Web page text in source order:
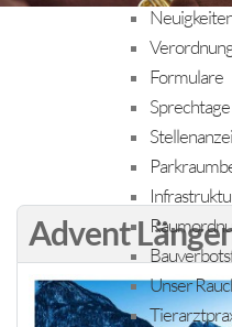
Formulare
Sprechtage
Unser
Advent